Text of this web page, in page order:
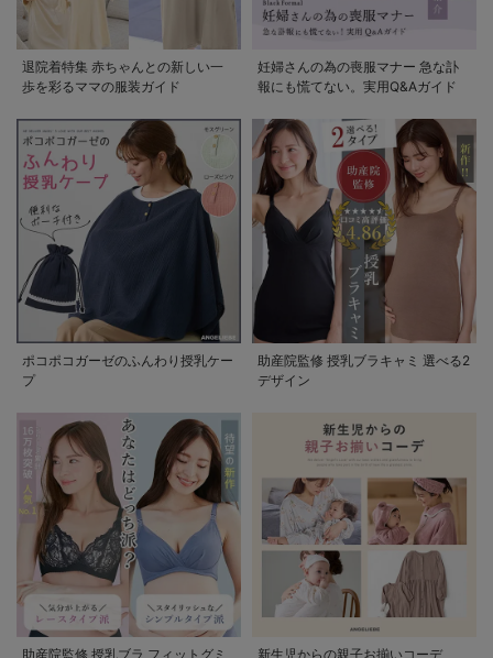
退院着特集 赤ちゃんとの新しい一
歩を彩るママの服装ガイド
妊婦さんの為の喪服マナー 急な訃
報にも慌てない。実用Q&Aガイド
ポコポコガーゼのふんわり授乳ケー
プ
助産院監修 授乳ブラキャミ 選べる2
デザイン
助産院監修 授乳ブラ フィットグミ 新生児からの親子お揃いコーデ